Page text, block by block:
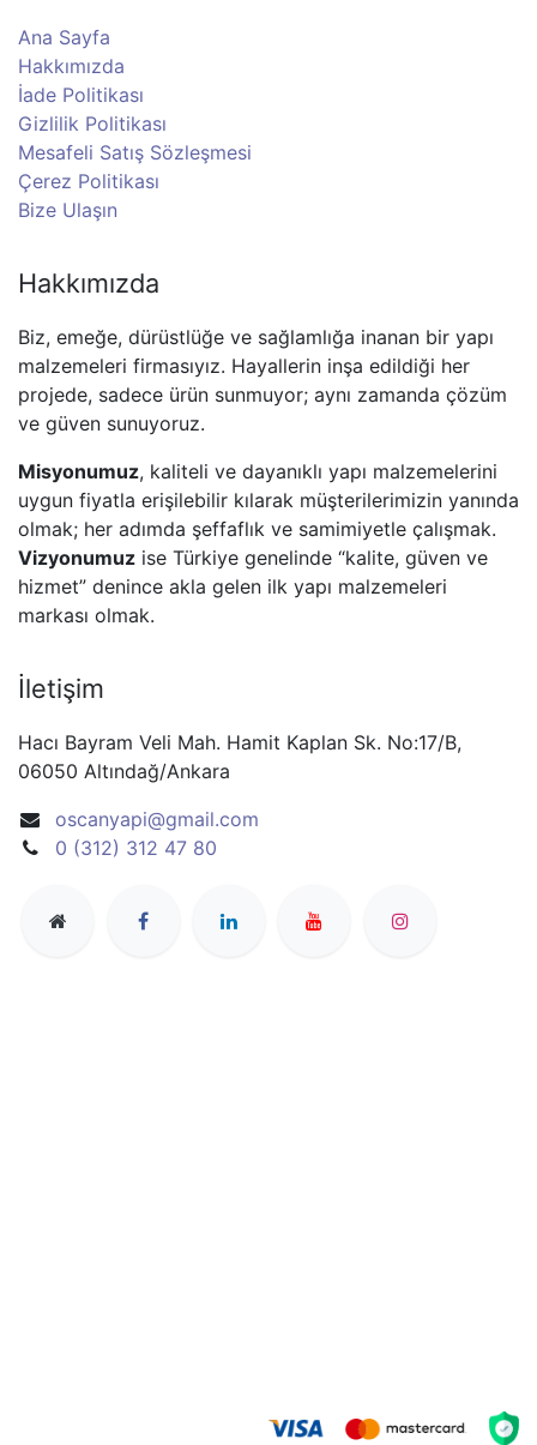
Ana Sayfa
Hakkımızda
İade Politikası
Gizlilik Politikası
Mesafeli Satış Sözleşmesi
Çerez Politikası
Bize Ulaşın
Hakkımızda
Biz, emeğe, dürüstlüğe ve sağlamlığa inanan bir yapı
malzemeleri firmasıyız. Hayallerin inşa edildiği her
projede, sadece ürün sunmuyor; aynı zamanda çözüm
ve güven sunuyoruz.
Misyonumuz, kaliteli ve dayanıklı yapı malzemelerini
uygun fiyatla erişilebilir kılarak müşterilerimizin yanında
olmak; her adımda şeffaflık ve samimiyetle çalışmak.
Vizyonumuz ise Türkiye genelinde “kalite, güven ve
hizmet” denince akla gelen ilk yapı malzemeleri
markası olmak.
İletişim
Hacı Bayram Veli Mah. Hamit Kaplan Sk. No:17/B,
06050 Altındağ/Ankara
oscanyapi@gmail.com
0 (312) 312 47 80